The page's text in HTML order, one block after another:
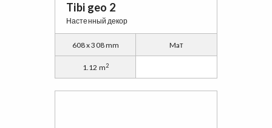
Tibi geo 2
Настенный декор
608 x 308 mm Maт
1.12 m2